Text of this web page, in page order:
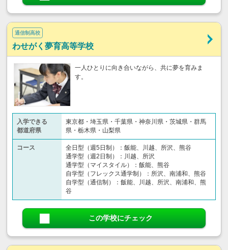
通信制高校
わせがく夢育高等学校
一人ひとりに向き合いながら、共に夢を育みま
す。
入学できる
都道府県
東京都・埼玉県・千葉県・神奈川県・茨城県・群馬
県・栃木県・山梨県
コース
全日型（週5日制）：飯能、川越、所沢、熊谷
通学型（週2日制）：川越、所沢
通学型（マイスタイル）：飯能、熊谷
自学型（フレックス通学制）：所沢、南浦和、熊谷
自学型（通信制）：飯能、川越、所沢、南浦和、熊
谷
この学校にチェック